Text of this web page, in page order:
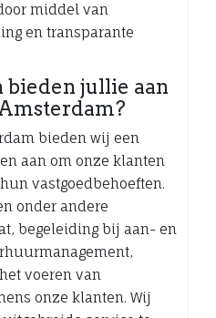
middel van
en transparante
jullie aan
bieden wij een
aan om onze klanten
vastgoedbehoeften.
onder andere
begeleiding bij aan- en
voeren van
onze klanten. Wij